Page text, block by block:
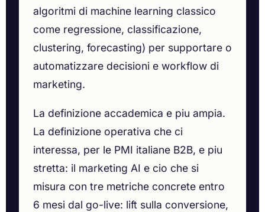
algoritmi di machine learning classico
come regressione, classificazione,
clustering, forecasting) per supportare o
automatizzare decisioni e workflow di
marketing.
La definizione accademica e piu ampia.
La definizione operativa che ci
interessa, per le PMI italiane B2B, e piu
stretta: il marketing AI e cio che si
misura con tre metriche concrete entro
6 mesi dal go-live: lift sulla conversione,